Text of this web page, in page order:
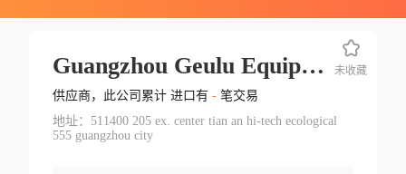
Guangzhou Geulu Equipments For Electronics Products Co.ltd.
供应商，此公司累计 进口有 -笔交易
地址：511400 205 ex. center tian an hi-tech ecological
555 guangzhou city
未收藏